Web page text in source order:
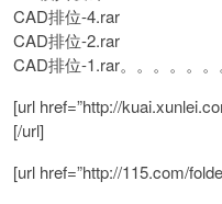
CAD排位-4.rar
CAD排位-2.rar
CAD排位-1.rar。。。。。。
[url href=”http://
[/url]
[url href=”http://115.com/